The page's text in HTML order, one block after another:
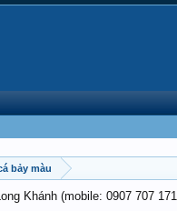
bảy màu
Khánh (mobile: 0907 707